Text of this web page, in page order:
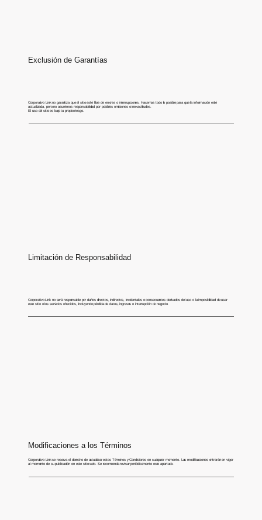
Exclusión de Garantías
Corporativo Link no garantiza que el sitio esté libre de errores o interrupciones. Hacemos todo lo posible para que la información esté
actualizada, pero no asumimos responsabilidad por posibles omisiones o inexactitudes.
El uso del sitio es bajo tu propio riesgo.
Limitación de Responsabilidad
Corporativo Link no será responsable por daños directos, indirectos, incidentales o consecuentes derivados del uso o la imposibilidad de usar
este sitio o los servicios ofrecidos, incluyendo pérdida de datos, ingresos o interrupción de negocio.
Modificaciones a los Términos
Corporativo Link se reserva el derecho de actualizar estos Términos y Condiciones en cualquier momento. Las modificaciones entrarán en vigor
al momento de su publicación en este sitio web. Se recomienda revisar periódicamente este apartado.